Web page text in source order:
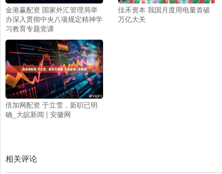
金港赢配资 国家外汇管理局举
办深入贯彻中央八项规定精神学
习教育专题党课
佳禾资本 我国月度用电量首破
万亿大关
倍加网配资 于立雪，新职已明
确_大皖新闻 | 安徽网
相关评论